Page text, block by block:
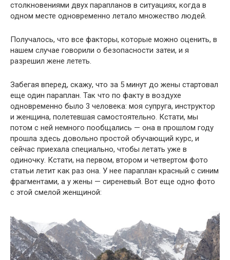
столкновениями двух парапланов в ситуациях, когда в
одном месте одновременно летало множество людей.
Получалось, что все факторы, которые можно оценить, в
нашем случае говорили о безопасности затеи, и я
разрешил жене лететь.
Забегая вперед, скажу, что за 5 минут до жены стартовал
еще один параплан. Так что по факту в воздухе
одновременно было 3 человека: моя супруга, инструктор
и женщина, полетевшая самостоятельно. Кстати, мы
потом с ней немного пообщались — она в прошлом году
прошла здесь довольно простой обучающий курс, и
сейчас приехала специально, чтобы летать уже в
одиночку. Кстати, на первом, втором и четвертом фото
статьи летит как раз она. У нее параплан красный с синим
фрагментами, а у жены — сиреневый. Вот еще одно фото
с этой смелой женщиной: